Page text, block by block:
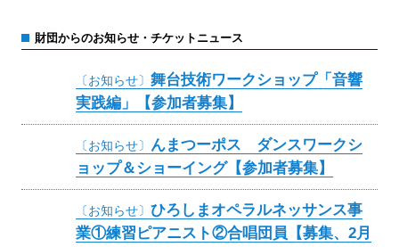
財団からのお知らせ・チケットニュース
〔お知らせ〕舞台技術ワークショップ「音響
実践編」【参加者募集】
〔お知らせ〕 んまつーポス ダンスワークシ
ョップ＆ショーイング【参加者募集】
〔お知らせ〕ひろしまオペラルネッサンス事
業①練習ピアニスト②合唱団員【募集、2月